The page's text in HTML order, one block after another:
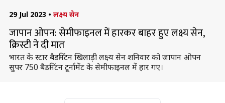
29 Jul 2023 • लक्ष्य सेन
जापान ओपन: सेमीफाइनल में हारकर बाहर हुए लक्ष्य सेन,
क्रिस्टी ने दी मात
भारत के स्टार बैडमिंटन खिलाड़ी लक्ष्य सेन शनिवार को जापान ओपन
सुपर 750 बैडमिंटन टूर्नामेंट के सेमीफाइनल में हार गए।